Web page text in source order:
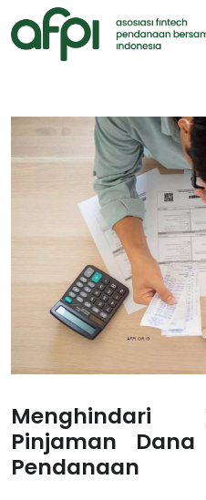
Pinjaman
Pendanaan